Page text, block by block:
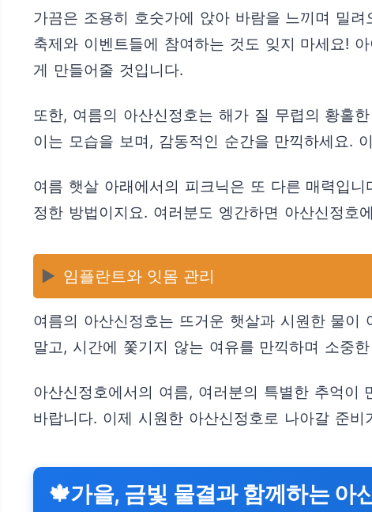
가끔은 조용히 호숫가에 앉아 바람을 느끼며 밀
축제와 이벤트들에 참여하는 것도 잊지 마세요!
게 만들어줄 것입니다.
또한, 여름의 아산신정호는 해가 질 무렵의 황홀
이는 모습을 보며, 감동적인 순간을 만끽하세요.
여름 햇살 아래에서의 피크닉은 또 다른 매력입
정한 방법이지요. 여러분도 엥간하면 아산신정호
▶️ 임플란트와 잇몸 관리
여름의 아산신정호는 뜨거운 햇살과 시원한 물
말고, 시간에 쫓기지 않는 여유를 만끽하며 소중
아산신정호에서의 여름, 여러분의 특별한 추억이
바랍니다. 이제 시원한 아산신정호로 나아갈 준비
🍁가을, 금빛 물결과 함께하는 아